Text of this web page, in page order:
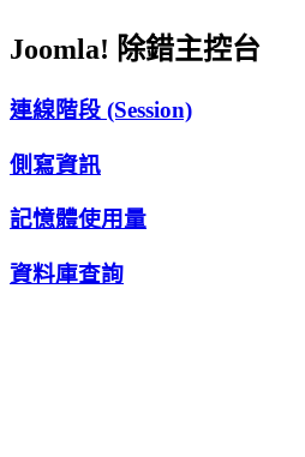
Joomla! 除錯主控台
連線階段 (Session)
側寫資訊
記憶體使用量
資料庫查詢